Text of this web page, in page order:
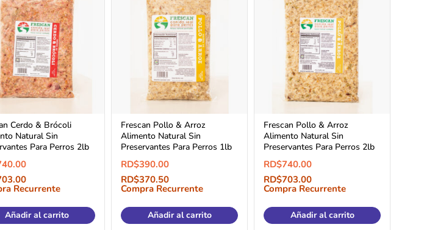
Cerdo & Brócoli
Natural Sin
Para Perros 2lb
Recurrente
Añadir al carrito
Frescan Pollo & Arroz
Alimento Natural Sin
Preservantes Para Perros 1lb
RD$390.00
RD$370.50
Compra Recurrente
Añadir al carrito
Frescan Pollo & Arroz
Alimento Natural Sin
Preservantes Para Perros 2lb
RD$740.00
RD$703.00
Compra Recurrente
Añadir al carrito